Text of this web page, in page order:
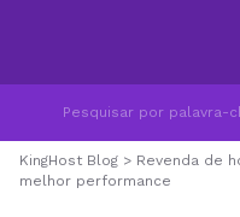
KingHost Blog > Revenda de
melhor performance